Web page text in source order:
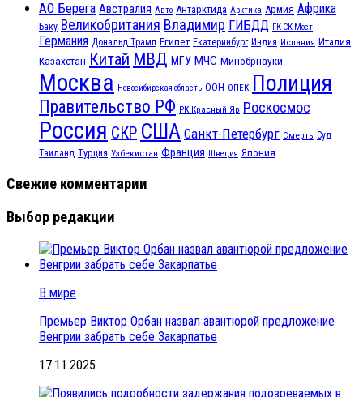
АО Берега Австралия Авто Антарктида Арктика Армия Африка
Баку Великобритания Владимир ГИБДД ГК СК Мост
Германия Дональд Трамп Египет Екатеринбург Индия Испания Италия
Казахстан Китай МВД МГУ МЧС Минобрнауки
Москва Новосибирская область ООН ОПЕК Полиция
Правительство РФ РК Красный Яр Роскосмос
Россия СКР США Санкт-Петербург Смерть Суд
Таиланд Турция Узбекистан Франция Швеция Япония
Свежие комментарии
Выбор редакции
В мире
Премьер Виктор Орбан назвал авантюрой предложение
Венгрии забрать себе Закарпатье
17.11.2025